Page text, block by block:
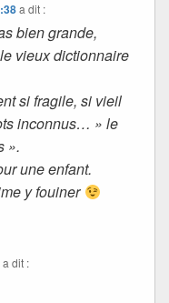
a dit :
bien grande,
vieux dictionnaire
si fragile, si vieil
inconnus… » le
».
une enfant.
y fouiner
a dit :